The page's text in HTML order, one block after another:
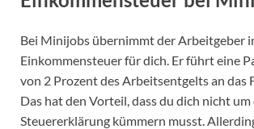
Bei Minijobs übernimmt der Arbeitgeber
Einkommensteuer für dich. Er führt eine
von 2 Prozent des Arbeitsentgelts an das
Das hat den Vorteil, dass du dich nicht um
Steuererklärung kümmern musst.